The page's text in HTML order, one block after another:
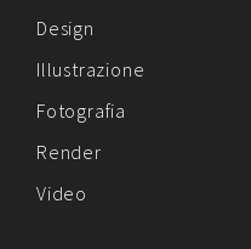
Design
Illustrazione
Fotografia
Render
Video